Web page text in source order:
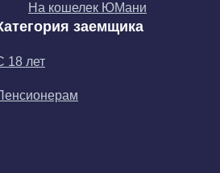
На кошелек ЮМани
заемщика
18 лет